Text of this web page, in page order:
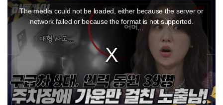
is
a
modal
window.
The media could not be loaded, either because the server or
network failed or because the format is not supported.